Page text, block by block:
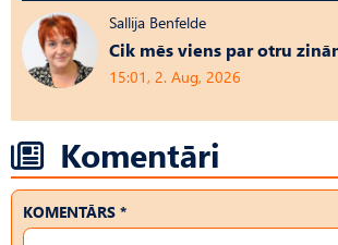
Sallija Benfelde
Cik mēs viens par otru
15:01, 2. Aug, 2026
Komentāri
KOMENTĀRS *